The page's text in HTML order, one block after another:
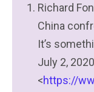
Richard
China
It’s
July 2,
<https://